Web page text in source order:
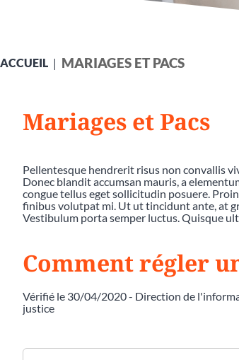
ACCUEIL MARIAGES ET PACS
Mariages et Pacs
Pellentesque hendrerit risus non convallis
Donec blandit accumsan mauris, a
congue tellus eget sollicitudin posuere.
finibus volutpat mi. Ut ut tincidunt ante, at
Vestibulum porta semper luctus. Quisque
Comment régler
Vérifié le 30/04/2020 - Direction de
justice